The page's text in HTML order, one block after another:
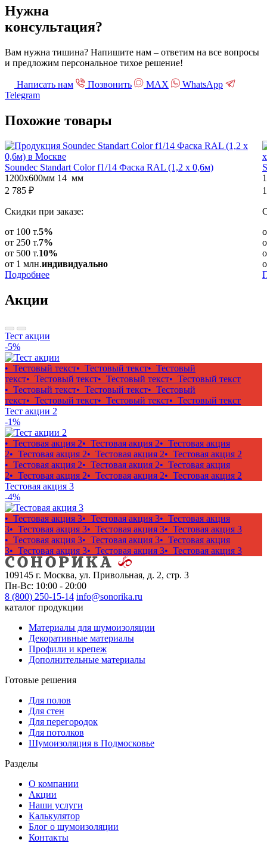
Нужна
консультация?
Вам нужна тишина? Напишите нам – ответим на все вопросы
и предложим персональное тихое решение!
Написать нам Позвонить МАХ
WhatsApp
Telegram
Похожие товары
Soundec Standart Color f1/14 Фаска RAL (1,2 x 0,6м)
1200х600мм 14 мм
2 785 ₽
Скидки при заказе:
от 100 т.5%
от 250 т.7%
от 500 т.10%
от 1 млн.индивидуально
Подробнее
Акции
Тест акции
-5%
• Тестовый текст• Тестовый текст• Тестовый
текст• Тестовый текст• Тестовый текст• Тестовый текст
• Тестовый текст• Тестовый текст• Тестовый
текст• Тестовый текст• Тестовый текст• Тестовый текст
Тест акции 2
-1%
• Тестовая акция 2• Тестовая акция 2• Тестовая акция
2• Тестовая акция 2• Тестовая акция 2• Тестовая акция 2
• Тестовая акция 2• Тестовая акция 2• Тестовая акция
2• Тестовая акция 2• Тестовая акция 2• Тестовая акция 2
Тестовая акция 3
-4%
• Тестовая акция 3• Тестовая акция 3• Тестовая акция
3• Тестовая акция 3• Тестовая акция 3• Тестовая акция 3
• Тестовая акция 3• Тестовая акция 3• Тестовая акция
3• Тестовая акция 3• Тестовая акция 3• Тестовая акция 3
109145 г. Москва, ул. Привольная, д. 2, стр. 3
Пн-Вс: 10:00 - 20:00
8 (800) 250-15-14 info@sonorika.ru
каталог продукции
Материалы для шумоизоляции
Декоративные материалы
Профили и крепеж
Дополнительные материалы
Готовые решения
Для полов
Для стен
Для перегородок
Для потолков
Шумоизоляция в Подмосковье
Разделы
О компании
Акции
Наши услуги
Калькулятор
Блог о шумоизоляции
Контакты